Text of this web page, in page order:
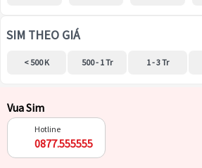
SIM THEO GIÁ
< 500 K 500 - 1 Tr 1 - 3 Tr
Vua Sim
Hotline
0877.555555